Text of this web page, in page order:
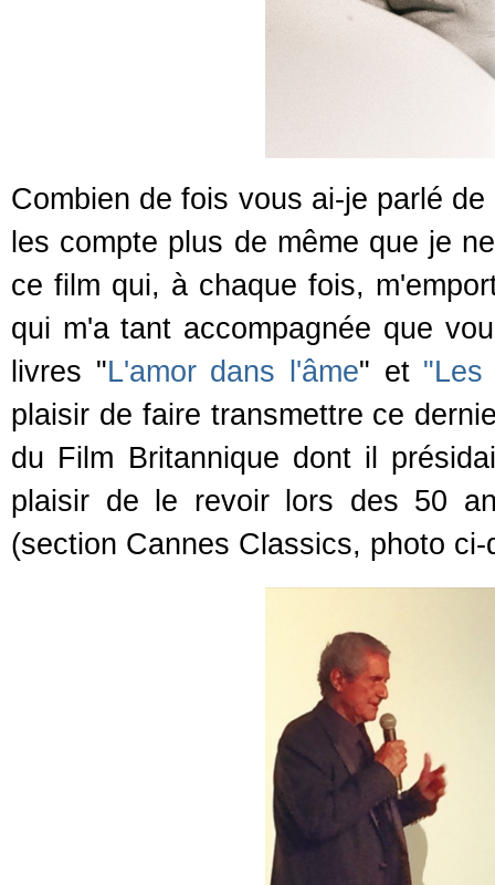
Combien de fois vous ai-je parlé
les compte plus de même que je
ce film qui, à chaque fois,
qui m'a tant accompagnée que
livres "L'amor dans l'âme" et "Les
plaisir de faire transmettre ce
du Film Britannique dont il
plaisir de le revoir lors des 50
(section Cannes Classics, photo ci-